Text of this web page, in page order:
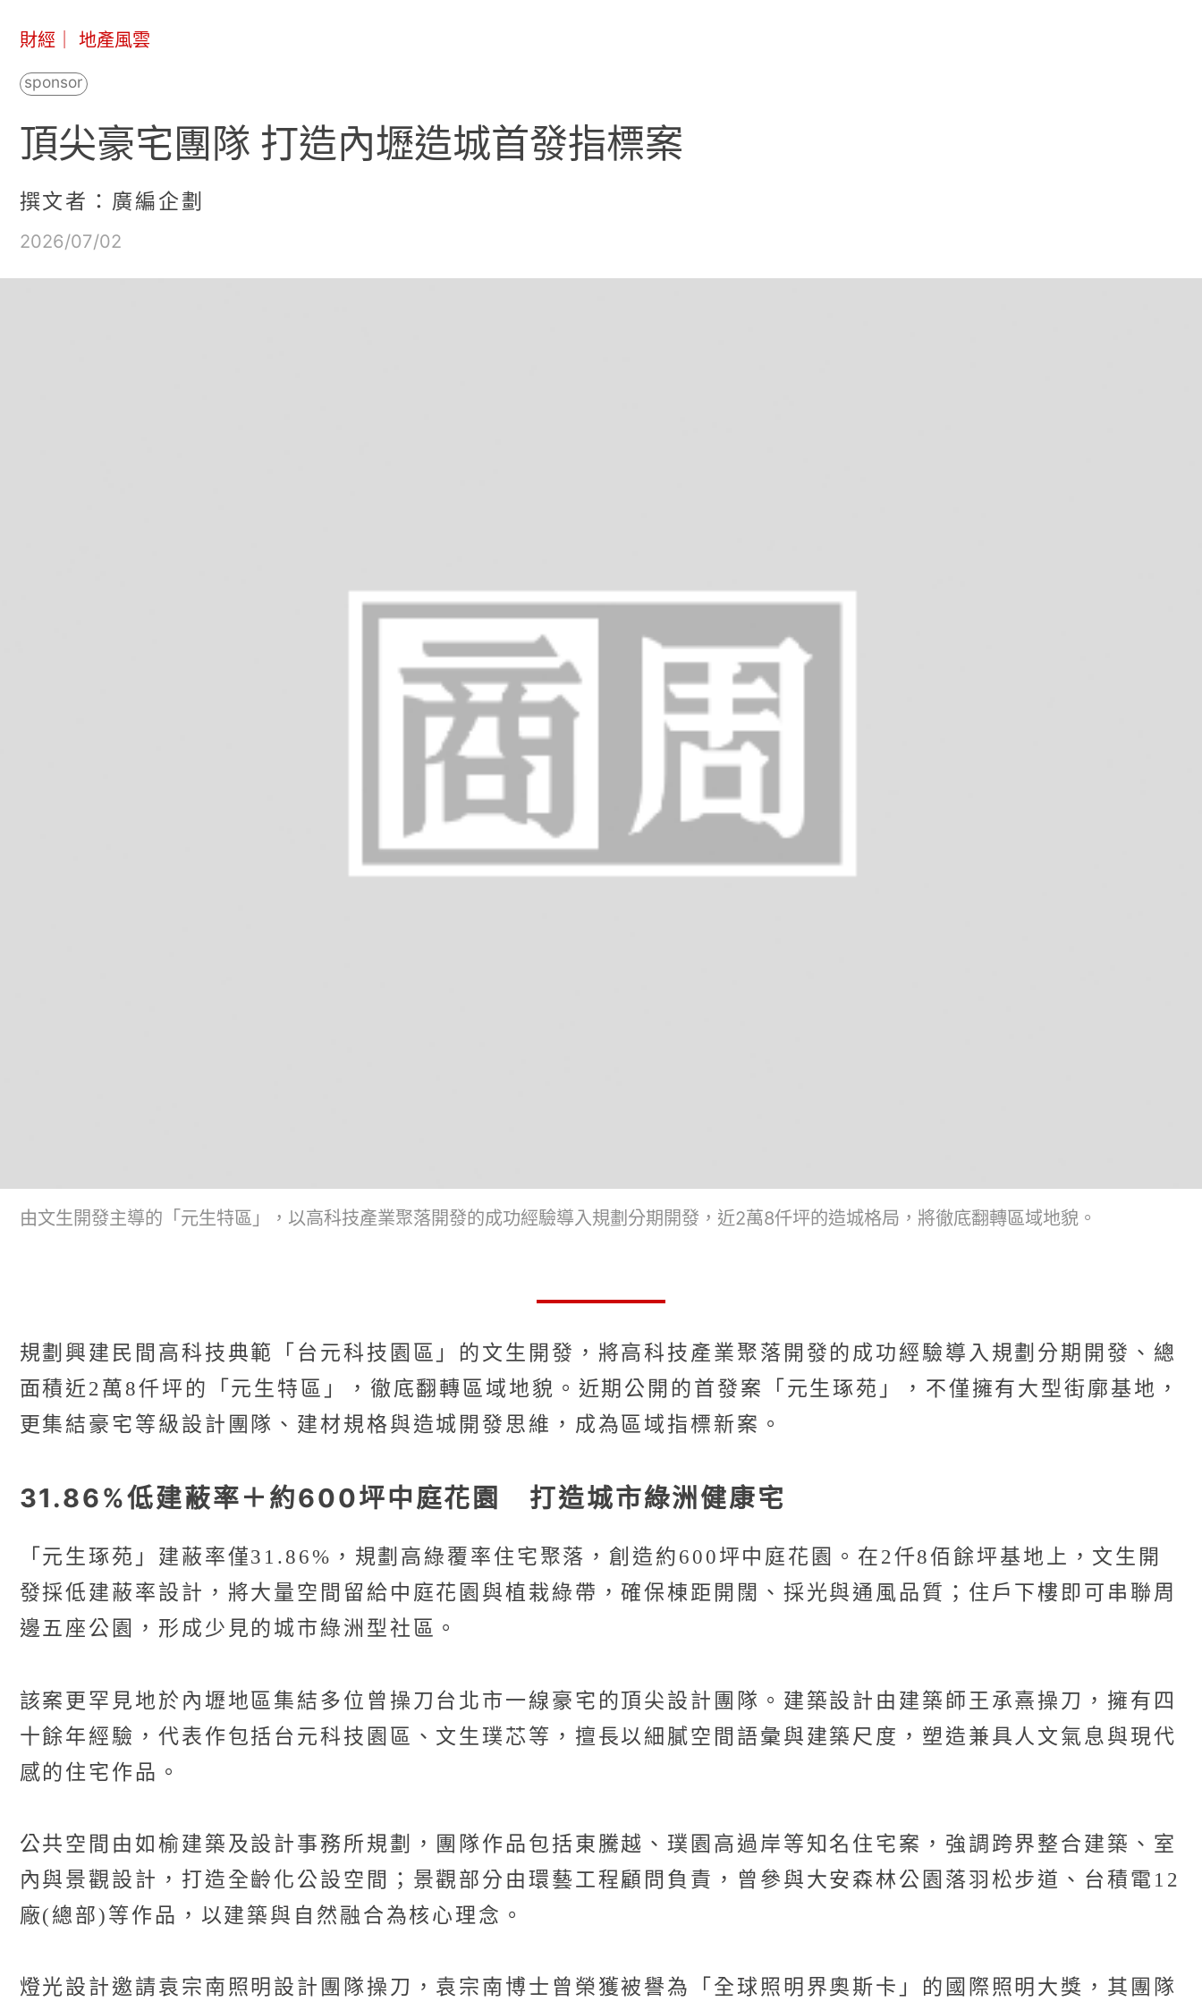
財經 地產風雲
頂尖豪宅團隊 打造內壢造城首發指標案
撰文者：廣編企劃
2026/07/02
由文生開發主導的「元生特區」，以高科技產業聚落開發的成功經驗導入規劃分期開發，近2萬8仟坪的造城格局，將徹底翻轉區域地貌。
規劃興建民間高科技典範「台元科技園區」的文生開發，將高科技產業聚落開發的成功經驗導入規劃分期開發、總
面積近2萬8仟坪的「元生特區」，徹底翻轉區域地貌。近期公開的首發案「元生琢苑」，不僅擁有大型街廓基地，
更集結豪宅等級設計團隊、建材規格與造城開發思維，成為區域指標新案。
31.86%低建蔽率＋約600坪中庭花園 打造城市綠洲健康宅
「元生琢苑」建蔽率僅31.86%，規劃高綠覆率住宅聚落，創造約600坪中庭花園。在2仟8佰餘坪基地上，文生開
發採低建蔽率設計，將大量空間留給中庭花園與植栽綠帶，確保棟距開闊、採光與通風品質；住戶下樓即可串聯周
邊五座公園，形成少見的城市綠洲型社區。
該案更罕見地於內壢地區集結多位曾操刀台北市一線豪宅的頂尖設計團隊。建築設計由建築師王承熹操刀，擁有四
十餘年經驗，代表作包括台元科技園區、文生璞芯等，擅長以細膩空間語彙與建築尺度，塑造兼具人文氣息與現代
感的住宅作品。
公共空間由如榆建築及設計事務所規劃，團隊作品包括東騰越、璞園高過岸等知名住宅案，強調跨界整合建築、室
內與景觀設計，打造全齡化公設空間；景觀部分由環藝工程顧問負責，曾參與大安森林公園落羽松步道、台積電12
廠(總部)等作品，以建築與自然融合為核心理念。
燈光設計邀請袁宗南照明設計團隊操刀，袁宗南博士曾榮獲被譽為「全球照明界奧斯卡」的國際照明大獎，其團隊